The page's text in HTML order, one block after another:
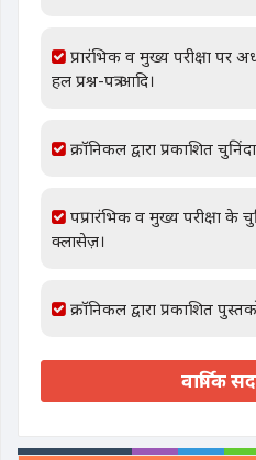
प्रारंभिक व मुख्य परीक्षा पर
हल प्रश्न-पत्र आदि।
क्रॉनिकल द्वारा प्रकाशित
पप्रारंभिक व मुख्य परीक्षा के
क्लासेज़।
क्रॉनिकल द्वारा प्रकाशित
वार्षिक